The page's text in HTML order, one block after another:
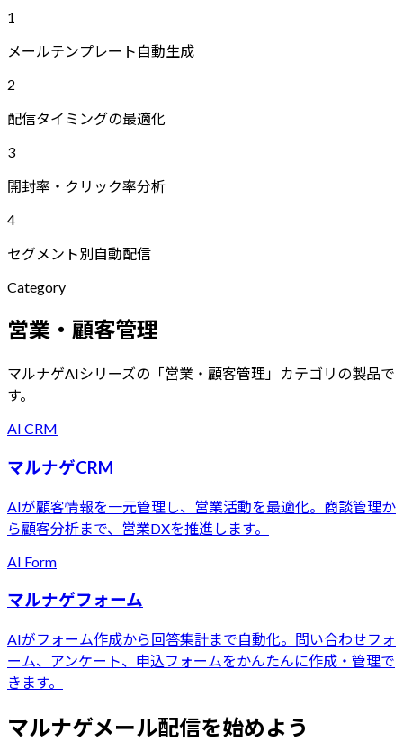
1
メールテンプレート自動生成
2
配信タイミングの最適化
3
開封率・クリック率分析
4
セグメント別自動配信
Category
営業・顧客管理
マルナゲAIシリーズの「営業・顧客管理 」カテゴリの製品で
す。
AI CRM
マルナゲCRM
AIが顧客情報を一元管理し、営業活動を最適化。商談管理か
ら顧客分析まで、営業DXを推進します。
AI Form
マルナゲフォーム
AIがフォーム作成から回答集計まで自動化。問い合わせフォ
ーム、アンケート、申込フォームをかんたんに作成・管理で
きます。
マルナゲメール配信を始めよう